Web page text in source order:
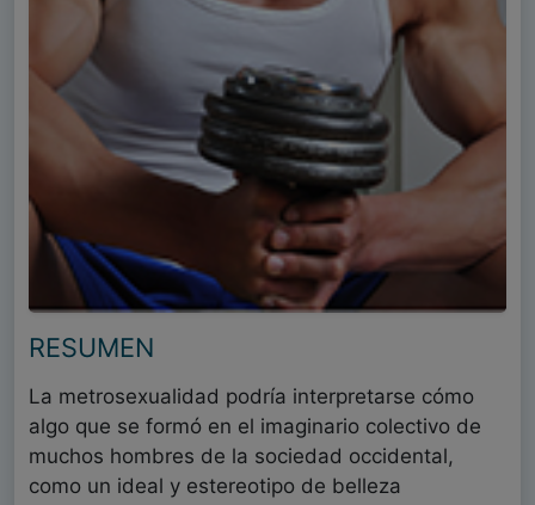
RESUMEN
La metrosexualidad podría interpretarse cómo
algo que se formó en el imaginario colectivo de
muchos hombres de la sociedad occidental,
como un ideal y estereotipo de belleza